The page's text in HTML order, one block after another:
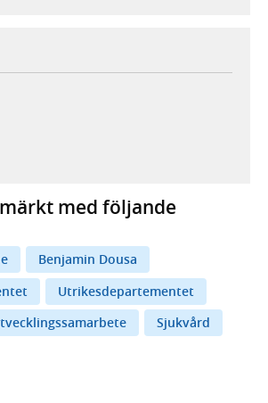
i ny flik, extern webbplats,
flik, extern webbplats,
i ny flik, extern webbplats,
din e-postklient,
med följande
Benjamin Dousa
Utrikesdepartementet
Sjukvård